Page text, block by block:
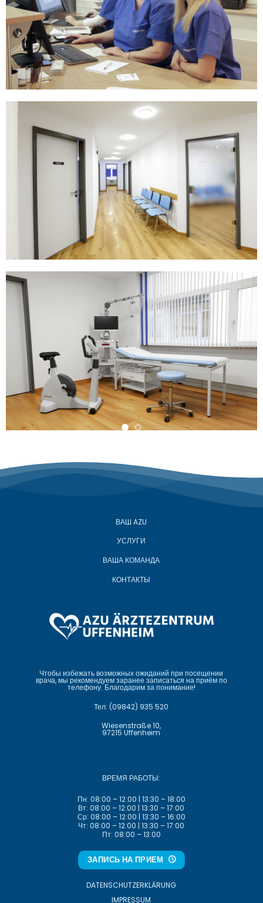
ВАШ AZU
УСЛУГИ
ВАША КОМАНДА
КОНТАКТЫ
Чтобы избежать возможных ожиданий при посещении
врача, мы рекомендуем заранее записаться на приём по
телефону. Благодарим за понимание!
Тел: (09842) 935 520
Wiesenstraße 10,
97215 Uffenheim
ВРЕМЯ РАБОТЫ:
Пн: 08:00 – 12:00 | 13:30 – 18:00
Вт: 08:00 – 12:00 | 13:30 – 17:00
Ср: 08:00 – 12:00 | 13:30 – 16:00
Чт: 08:00 – 12:00 | 13:30 – 17:00
Пт: 08:00 – 13:00
ЗАПИСЬ НА ПРИЕМ
DATENSCHUTZ­ERKLÄRUNG
IMPRESSUM